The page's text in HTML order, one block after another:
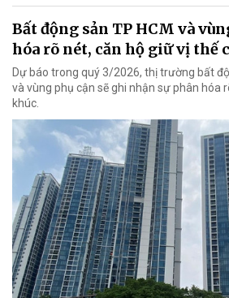
Bất động sản TP HCM và
hóa rõ nét, căn hộ giữ vị thế
Dự báo trong quý 3/2026, thị trường bất
và vùng phụ cận sẽ ghi nhận sự phân hóa
khúc.